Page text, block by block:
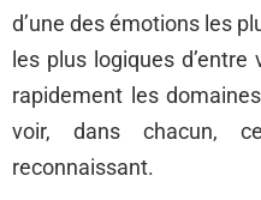
d’une des émotions les
les plus logiques
rapidement les
voir, dans chacun,
reconnaissant.